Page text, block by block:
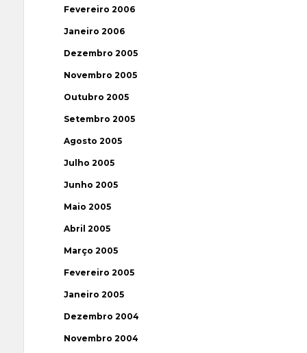
Fevereiro 2006
Janeiro 2006
Dezembro 2005
Novembro 2005
Outubro 2005
Setembro 2005
Agosto 2005
Julho 2005
Junho 2005
Maio 2005
Abril 2005
Março 2005
Fevereiro 2005
Janeiro 2005
Dezembro 2004
Novembro 2004